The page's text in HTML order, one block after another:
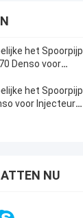
het Spoorpijp
Denso voor
het Spoorpijp
voor Injecteur
NU